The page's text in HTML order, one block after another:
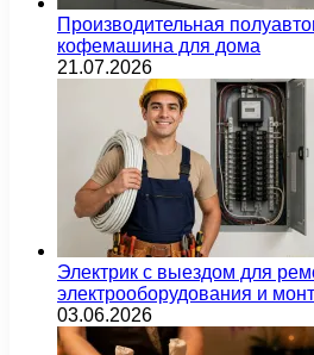
Производительная
кофемашина для дома
21.07.2026
Электрик с выездом для
электрооборудования и
03.06.2026